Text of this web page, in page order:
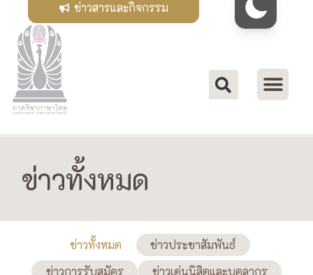
ข่าวสารและกิจกรรม
ข่าวทั้งหมด
ข่าวทั้งหมด
ข่าวประชาสัมพันธ์
ข่าวการรับสมัคร
ข่าวเด่นนิสิตและบุคลากร